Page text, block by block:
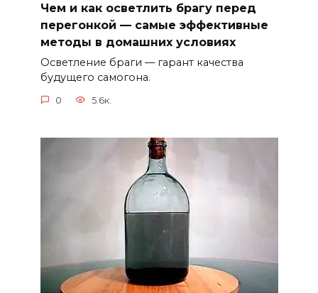
Чем и как осветлить брагу перед
перегонкой — самые эффективные
методы в домашних условиях
Осветление браги — гарант качества
будущего самогона.
0 5.6к.